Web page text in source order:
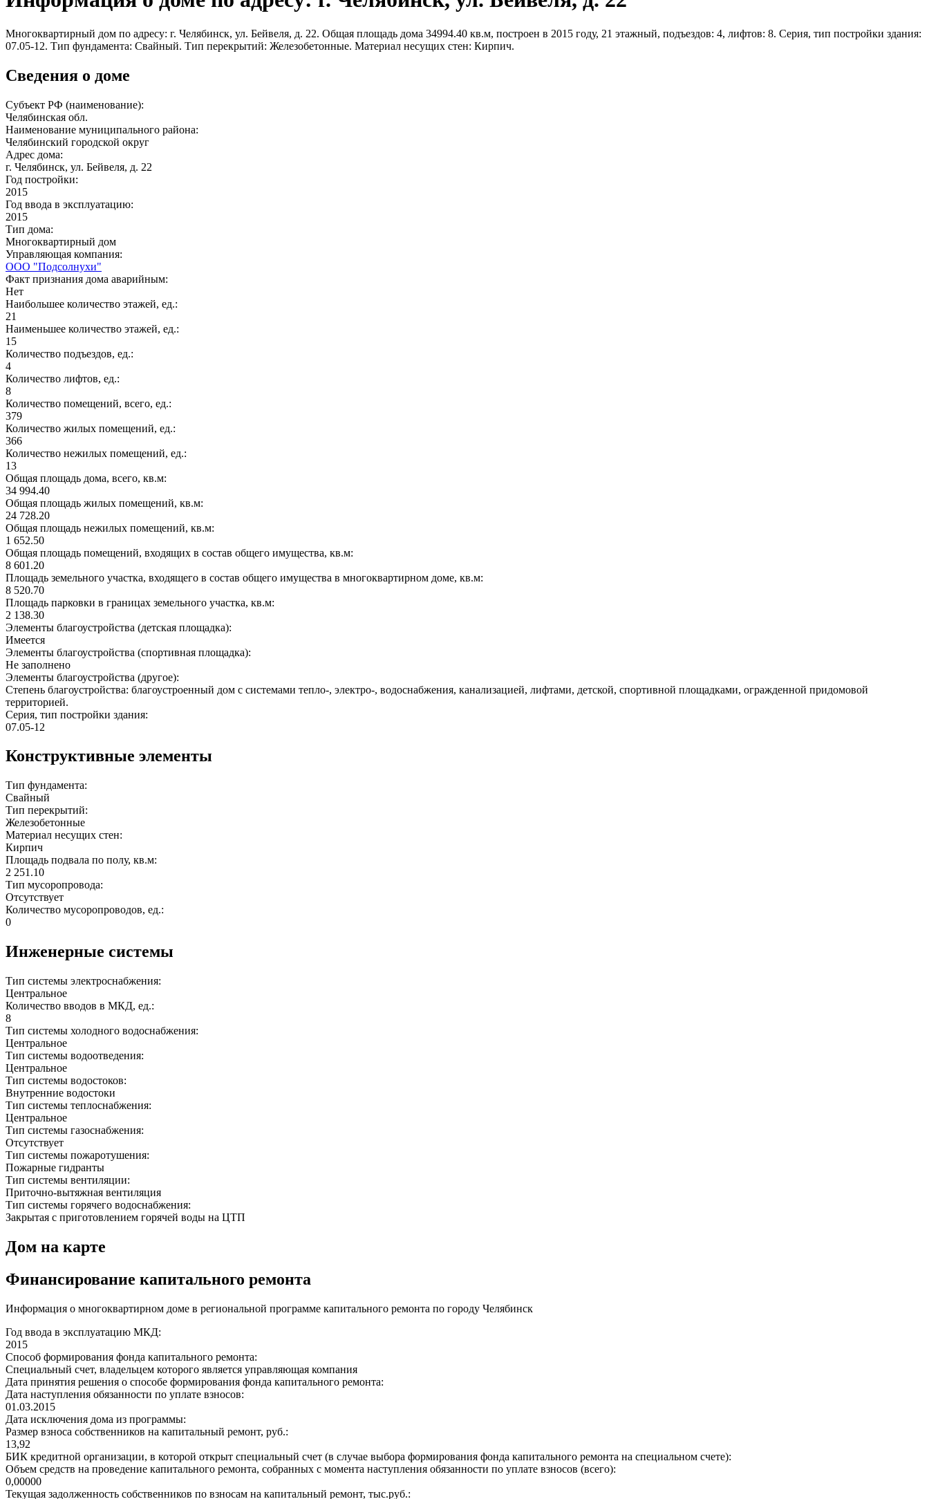
Многоквартирный дом по адресу: г. Челябинск, ул. Бейвеля, д. 22. Общая площадь дома 34994.40 кв.м, построен в 2015 году, 21 этажный, подъездов: 4, лифтов: 8. Серия, тип постройки здания:
07.05-12. Тип фундамента: Свайный. Тип перекрытий: Железобетонные. Материал несущих стен: Кирпич.
Сведения о доме
Субъект РФ (наименование):
Челябинская обл.
Наименование муниципального района:
Челябинский городской округ
Адрес дома:
г. Челябинск, ул. Бейвеля, д. 22
Год постройки:
2015
Год ввода в эксплуатацию:
2015
Тип дома:
Многоквартирный дом
Управляющая компания:
ООО "Подсолнухи"
Факт признания дома аварийным:
Нет
Наибольшее количество этажей, ед.:
21
Наименьшее количество этажей, ед.:
15
Количество подъездов, ед.:
4
Количество лифтов, ед.:
8
Количество помещений, всего, ед.:
379
Количество жилых помещений, ед.:
366
Количество нежилых помещений, ед.:
13
Общая площадь дома, всего, кв.м:
34 994.40
Общая площадь жилых помещений, кв.м:
24 728.20
Общая площадь нежилых помещений, кв.м:
1 652.50
Общая площадь помещений, входящих в состав общего имущества, кв.м:
8 601.20
Площадь земельного участка, входящего в состав общего имущества в многоквартирном доме, кв.м:
8 520.70
Площадь парковки в границах земельного участка, кв.м:
2 138.30
Элементы благоустройства (детская площадка):
Имеется
Элементы благоустройства (спортивная площадка):
Не заполнено
Элементы благоустройства (другое):
Степень благоустройства: благоустроенный дом с системами тепло-, электро-, водоснабжения, канализацией, лифтами, детской, спортивной площадками, огражденной придомовой
территорией.
Серия, тип постройки здания:
07.05-12
Конструктивные элементы
Тип фундамента:
Свайный
Тип перекрытий:
Железобетонные
Материал несущих стен:
Кирпич
Площадь подвала по полу, кв.м:
2 251.10
Тип мусоропровода:
Отсутствует
Количество мусоропроводов, ед.:
0
Инженерные системы
Тип системы электроснабжения:
Центральное
Количество вводов в МКД, ед.:
8
Тип системы холодного водоснабжения:
Центральное
Тип системы водоотведения:
Центральное
Тип системы водостоков:
Внутренние водостоки
Тип системы теплоснабжения:
Центральное
Тип системы газоснабжения:
Отсутствует
Тип системы пожаротушения:
Пожарные гидранты
Тип системы вентиляции:
Приточно-вытяжная вентиляция
Тип системы горячего водоснабжения:
Закрытая с приготовлением горячей воды на ЦТП
Дом на карте
Финансирование капитального ремонта
Информация о многоквартирном доме в региональной программе капитального ремонта по городу Челябинск
Год ввода в эксплуатацию МКД:
2015
Способ формирования фонда капитального ремонта:
Специальный счет, владельцем которого является управляющая компания
Дата принятия решения о способе формирования фонда капитального ремонта:
Дата наступления обязанности по уплате взносов:
01.03.2015
Дата исключения дома из программы:
Размер взноса собственников на капитальный ремонт, руб.:
13,92
БИК кредитной организации, в которой открыт специальный счет (в случае выбора формирования фонда капитального ремонта на специальном счете):
Объем средств на проведение капитального ремонта, собранных с момента наступления обязанности по уплате взносов (всего):
0,00000
Текущая задолженность собственников по взносам на капитальный ремонт, тыс.руб.: